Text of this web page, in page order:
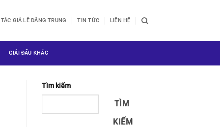
TÁC GIẢ LÊ ĐĂNG TRUNG TIN TỨC LIÊN HỆ
GIẢI ĐẤU KHÁC
Tìm kiếm
TÌM
KIẾM